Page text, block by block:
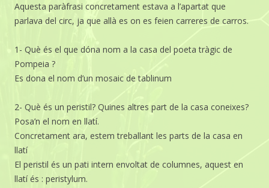
Aquesta paràfrasi concretament estava a l’apartat que
parlava del circ, ja que allà es on es feien carreres de carros.
1- Què és el que dóna nom a la casa del poeta tràgic de
Pompeia ?
Es dona el nom d’un mosaic de tablinum
2- Què és un peristil? Quines altres part de la casa coneixes?
Posa’n el nom en llatí.
Concretament ara, estem treballant les parts de la casa en
llatí
El peristil és un pati intern envoltat de columnes, aquest en
llatí és : peristylum.